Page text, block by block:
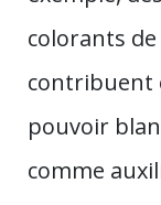
colorants
contribuent
pouvoir
comme